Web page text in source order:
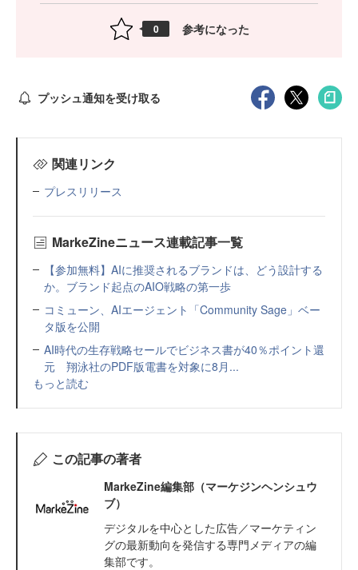
0 参考になった
プッシュ通知を受け取る
関連リンク
プレスリリース
MarkeZineニュース連載記事一覧
【参加無料】AIに推奨されるブランドは、どう設計する
か。ブランド起点のAIO戦略の第一歩
コミューン、AIエージェント「Community Sage」ベー
タ版を公開
AI時代の生存戦略セールでビジネス書が40％ポイント還
元 翔泳社のPDF版電書を対象に8月...
もっと読む
この記事の著者
MarkeZine編集部（マーケジンヘンシュウ
ブ）
デジタルを中心とした広告／マーケティン
グの最新動向を発信する専門メディアの編
集部です。